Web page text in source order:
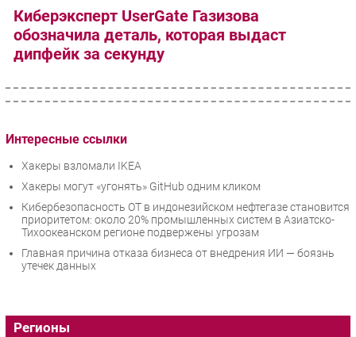
Киберэксперт UserGate Газизова
обозначила деталь, которая выдаст
дипфейк за секунду
Интересные ссылки
Хакеры взломали IKEA
Хакеры могут «угонять» GitHub одним кликом
Кибербезопасность ОТ в индонезийском нефтегазе становится
приоритетом: около 20% промышленных систем в Азиатско-
Тихоокеанском регионе подвержены угрозам
Главная причина отказа бизнеса от внедрения ИИ — боязнь
утечек данных
Регионы